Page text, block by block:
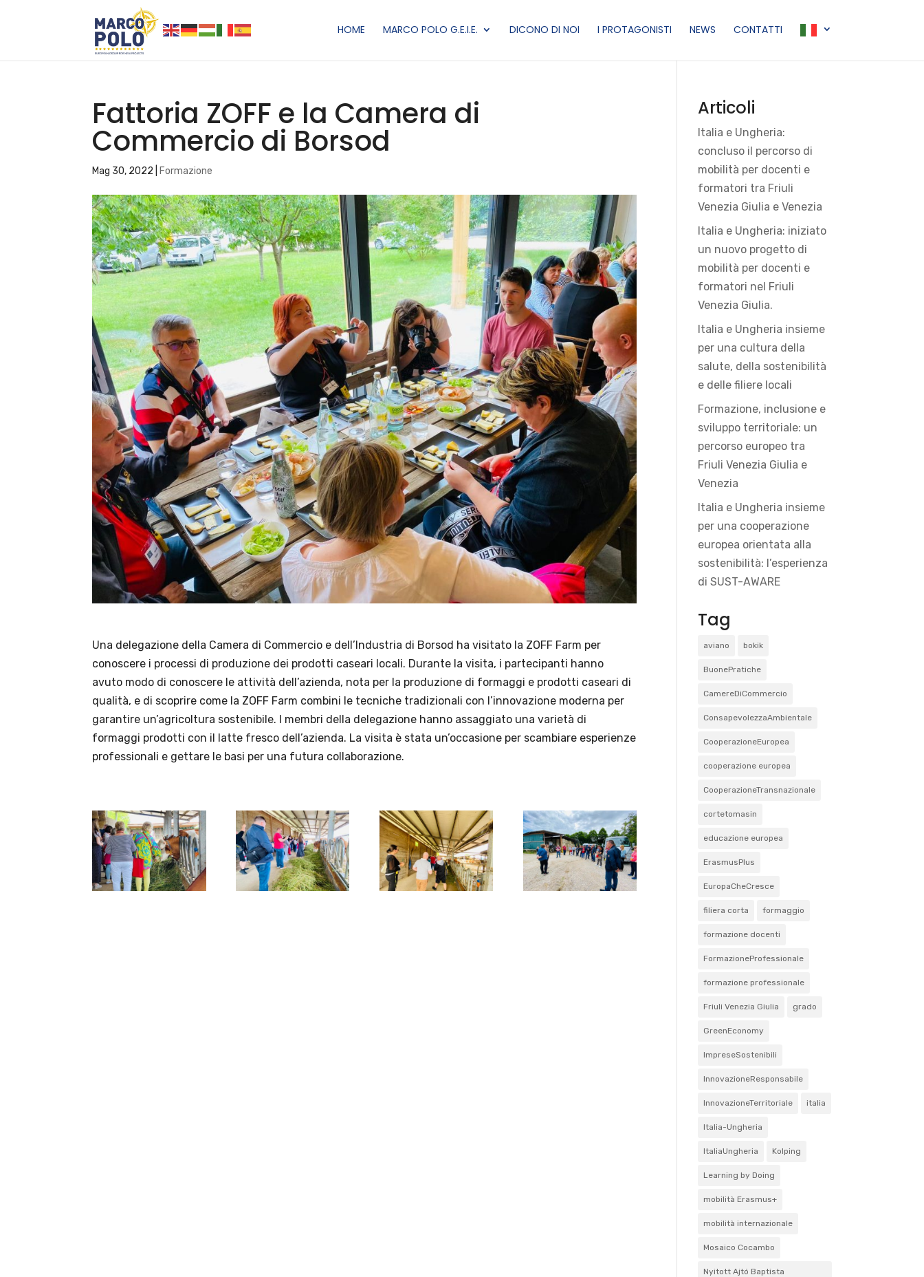
HOME MARCO POLO G.E.I.E. DICONO DI NOI I PROTAGONISTI NEWS CONTATTI
Fattoria ZOFF e la Camera di
Commercio di Borsod
Mag 30, 2022 Formazione
Una delegazione della Camera di Commercio e dell’Industria di Borsod ha visitato la ZOFF Farm per
conoscere i processi di produzione dei prodotti caseari locali. Durante la visita, i partecipanti hanno
avuto modo di conoscere le attività dell’azienda, nota per la produzione di formaggi e prodotti caseari di
qualità, e di scoprire come la ZOFF Farm combini le tecniche tradizionali con l’innovazione moderna per
garantire un’agricoltura sostenibile. I membri della delegazione hanno assaggiato una varietà di
formaggi prodotti con il latte fresco dell’azienda. La visita è stata un’occasione per scambiare esperienze
professionali e gettare le basi per una futura collaborazione.
Articoli
Italia e Ungheria:
concluso il percorso di
mobilità per docenti e
formatori tra Friuli
Venezia Giulia e Venezia
Italia e Ungheria: iniziato
un nuovo progetto di
mobilità per docenti e
formatori nel Friuli
Venezia Giulia.
Italia e Ungheria insieme
per una cultura della
salute, della sostenibilità
e delle filiere locali
Formazione, inclusione e
sviluppo territoriale: un
percorso europeo tra
Friuli Venezia Giulia e
Venezia
Italia e Ungheria insieme
per una cooperazione
europea orientata alla
sostenibilità: l’esperienza
di SUST-AWARE
Tag
aviano bokik
BuonePratiche
CamereDiCommercio
ConsapevolezzaAmbientale
CooperazioneEuropea
cooperazione europea
CooperazioneTransnazionale
cortetomasin
educazione europea
ErasmusPlus
EuropaCheCresce
filiera corta formaggio
formazione docenti
FormazioneProfessionale
formazione professionale
Friuli Venezia Giulia grado
GreenEconomy
ImpreseSostenibili
InnovazioneResponsabile
InnovazioneTerritoriale italia
Italia-Ungheria
ItaliaUngheria Kolping
Learning by Doing
mobilità Erasmus+
mobilità internazionale
Mosaico Cocambo
Nyitott Ajtó Baptista